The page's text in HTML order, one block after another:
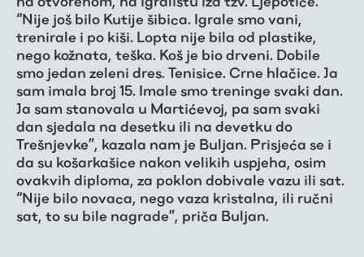
“Nije još bilo Kutije šibica. Igrale smo vani,
trenirale i po kiši. Lopta nije bila od plastike,
nego kožnata, teška. Koš je bio drveni. Dobile
smo jedan zeleni dres. Tenisice. Crne hlačice. Ja
sam imala broj 15. Imale smo treninge svaki dan.
Ja sam stanovala u Martićevoj, pa sam svaki
dan sjedala na desetku ili na devetku do
Trešnjevke”, kazala nam je Buljan. Prisjeća se i
da su košarkašice nakon velikih uspjeha, osim
ovakvih diploma, za poklon dobivale vazu ili sat.
“Nije bilo novaca, nego vaza kristalna, ili ručni
sat, to su bile nagrade”, priča Buljan.